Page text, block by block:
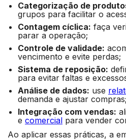
Categorização de
grupos para facilitar o
Contagem cíclica: faça
parar a operação;
Controle de validade:
vencimento e evite perdas;
Sistema de reposição:
para evitar faltas e
Análise de dados: use
demanda e ajustar compras;
Integração com vendas:
e comercial para vender
Ao aplicar essas práticas, a